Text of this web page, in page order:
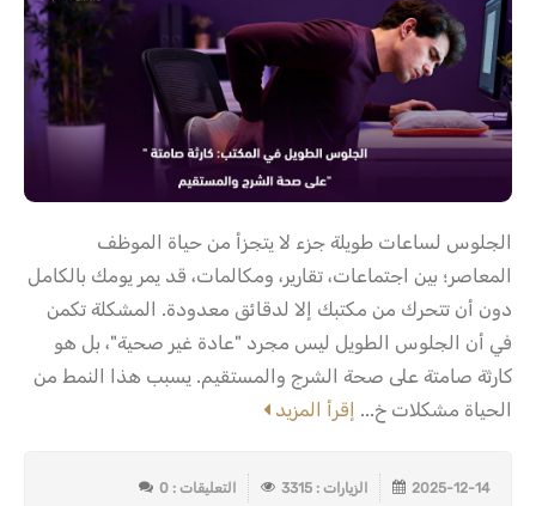
الجلوس لساعات طويلة جزء لا يتجزأ من حياة الموظف
المعاصر؛ بين اجتماعات، تقارير، ومكالمات، قد يمر يومك بالكامل
دون أن تتحرك من مكتبك إلا لدقائق معدودة. المشكلة تكمن
في أن الجلوس الطويل ليس مجرد "عادة غير صحية"، بل هو
كارثة صامتة على صحة الشرج والمستقيم. يسبب هذا النمط من
الحياة مشكلات خ... إقرأ المزيد
2025-12-14 الزيارات : 3315 التعليقات : 0